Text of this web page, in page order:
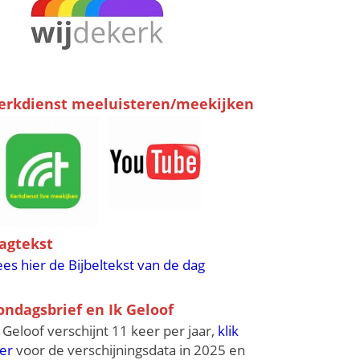
meeluisteren/meekijken
hier de Bijbeltekst van de dag
en Ik Geloof
Geloof verschijnt 11 keer per jaar, klik
voor de verschijningsdata in 2025 en